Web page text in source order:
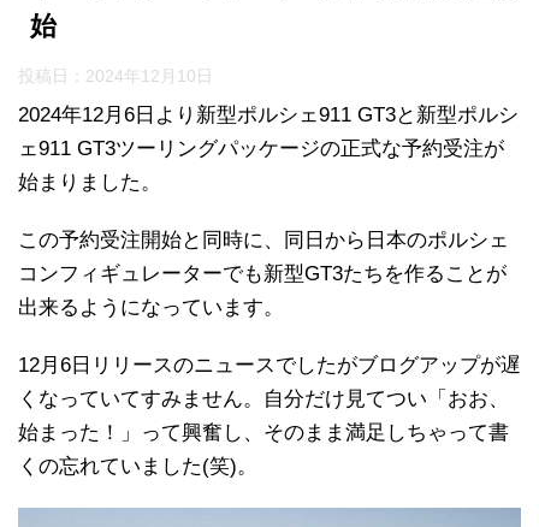
始
投稿日： 2024年12月10日
2024年12月6日より新型ポルシェ911 GT3と新型ポルシ
ェ911 GT3ツーリングパッケージの正式な予約受注が
始まりました。
この予約受注開始と同時に、同日から日本のポルシェ
コンフィギュレーターでも新型GT3たちを作ることが
出来るようになっています。
12月6日リリースのニュースでしたがブログアップが遅
くなっていてすみません。自分だけ見てつい「おお、
始まった！」って興奮し、そのまま満足しちゃって書
くの忘れていました(笑)。